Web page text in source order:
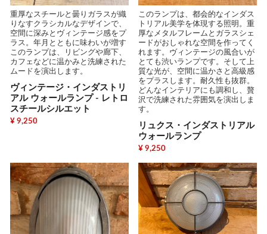
重厚なスチールと曇りガラスが織
りなすクラシカルなデザインで、
空間に深みとヴィンテージ感をプ
ラス。年月とともに味わいが増す
このランプは、リビングや廊下、
カフェなどに温かみと洗練された
ムードを演出します。
ヴィンテージ・インダストリ
アル ウォールランプ - レトロ
スチールシルエット
¥ 9,250
このランプは、都会的なインダス
トリアル美学を体現する照明。重
厚なメタルフレームとガラスシェ
ードがおしゃれな空間を作ってく
れます。ヴィンテージの風合いが
とても渋いランプです。そして上
質な光が、空間に温かさと高級感
をプラスします。耐久性も抜群。
どんなインテリアにも調和し、贅
沢で洗練された雰囲気を演出しま
す。
リュクス・インダストリアル
ウォールランプ
¥ 9,250